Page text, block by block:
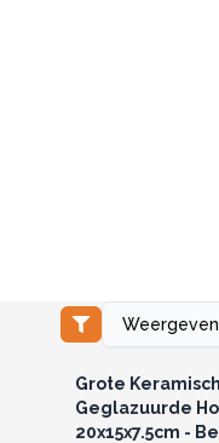
Weergeven
Log in of
Grote
Geglazuurde
20x15x7.5cm -